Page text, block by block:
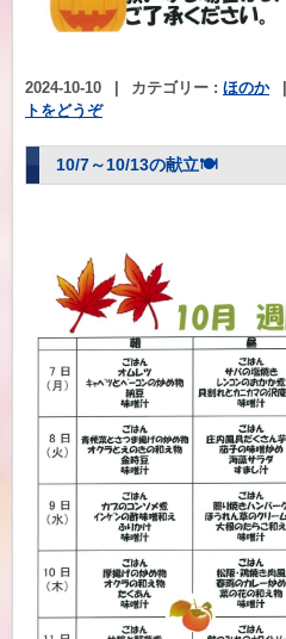
2024-10-10 カテゴリー : ほのか
トをどうぞ
10/7～10/13の献立🍽